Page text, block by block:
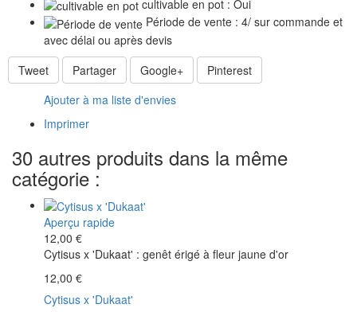
cultivable en pot : Oui
Période de vente : 4/ sur commande et
avec délai ou après devis
Tweet
Partager Google+
Pinterest
Ajouter à ma liste d'envies
Imprimer
30 autres produits dans la même
catégorie :
Aperçu rapide
12,00 €
Cytisus x 'Dukaat' : genêt érigé à fleur jaune d'or
12,00 €
Cytisus x 'Dukaat'